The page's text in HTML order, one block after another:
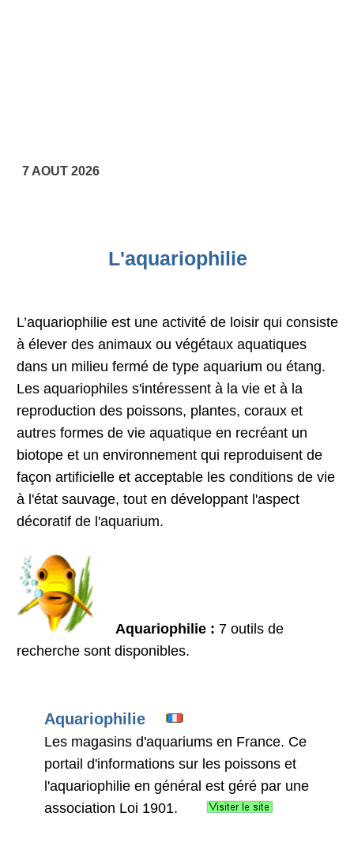
7 AOUT 2026
L'aquariophilie
L’aquariophilie est une activité de loisir qui consiste
à élever des animaux ou végétaux aquatiques
dans un milieu fermé de type aquarium ou étang.
Les aquariophiles s'intéressent à la vie et à la
reproduction des poissons, plantes, coraux et
autres formes de vie aquatique en recréant un
biotope et un environnement qui reproduisent de
façon artificielle et acceptable les conditions de vie
à l'état sauvage, tout en développant l'aspect
décoratif de l'aquarium.
Aquariophilie : 7 outils de
recherche sont disponibles.
Aquariophilie
Les magasins d'aquariums en France. Ce
portail d'informations sur les poissons et
l'aquariophilie en général est géré par une
association Loi 1901.